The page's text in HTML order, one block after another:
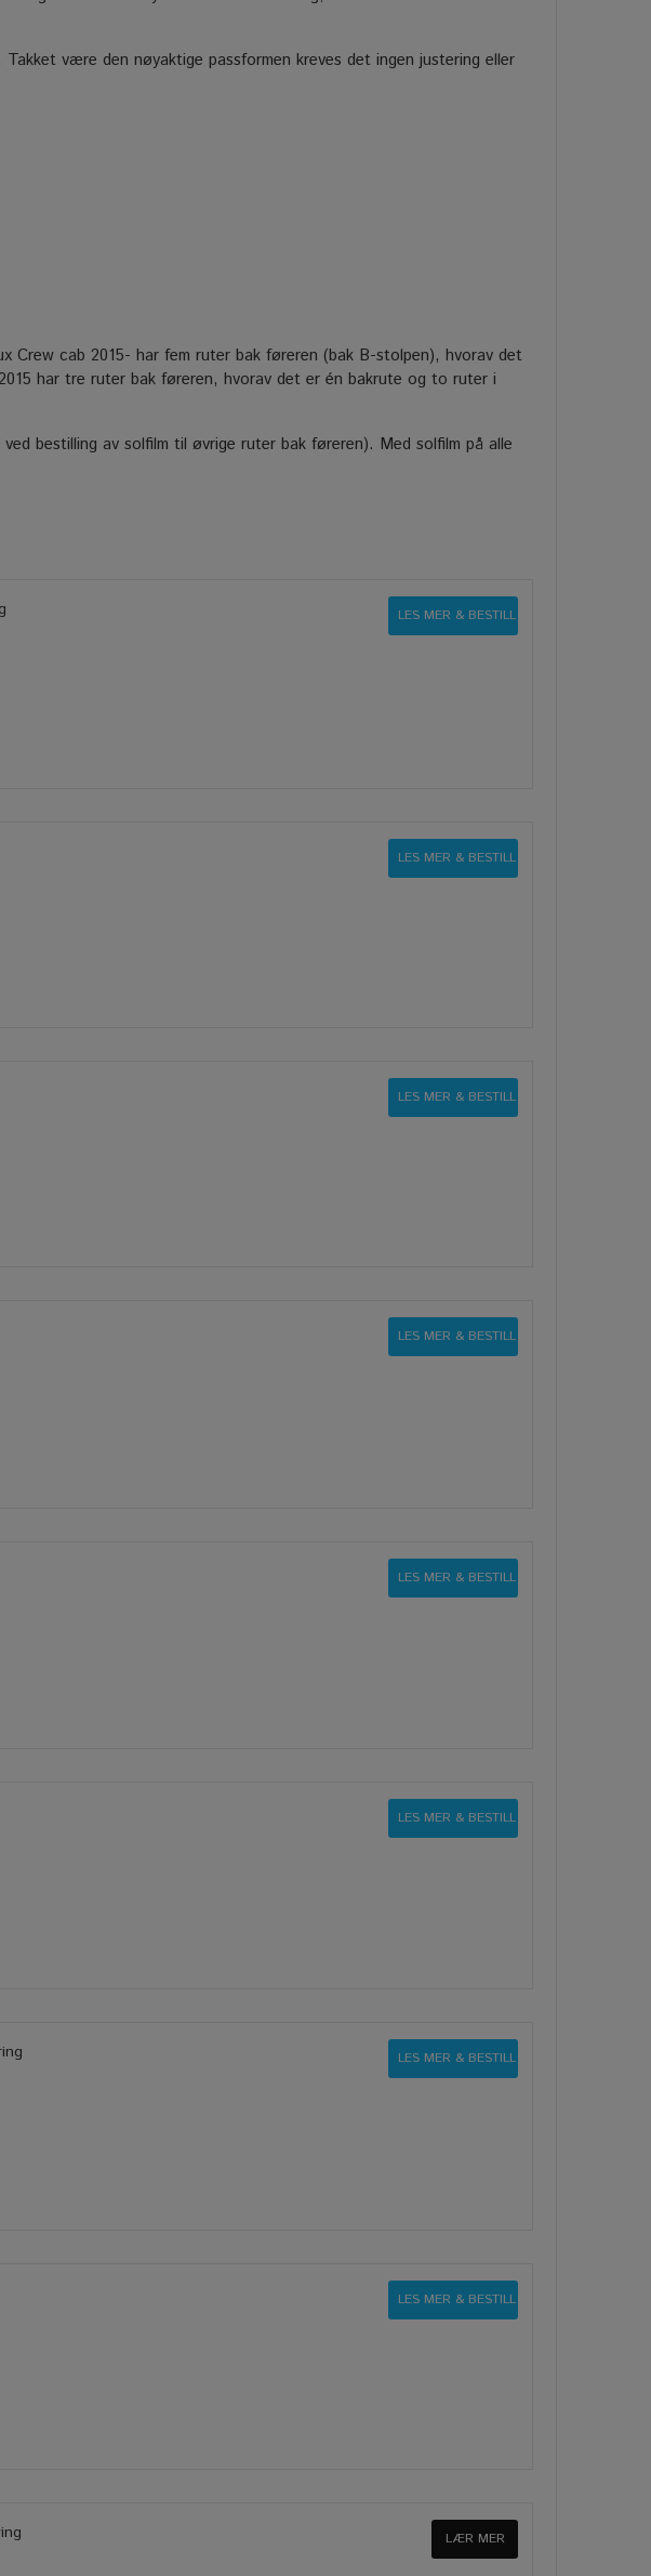
være den nøyaktige passformen kreves det ingen justering eller
Crew cab 2015- har fem ruter bak føreren (bak B-stolpen), hvorav det
har tre ruter bak føreren, hvorav det er én bakrute og to ruter i
bestilling av solfilm til øvrige ruter bak føreren). Med solfilm på alle
LES MER & BESTILL
LES MER & BESTILL
LES MER & BESTILL
LES MER & BESTILL
LES MER & BESTILL
LES MER & BESTILL
LES MER & BESTILL
LES MER & BESTILL
LÆR MER